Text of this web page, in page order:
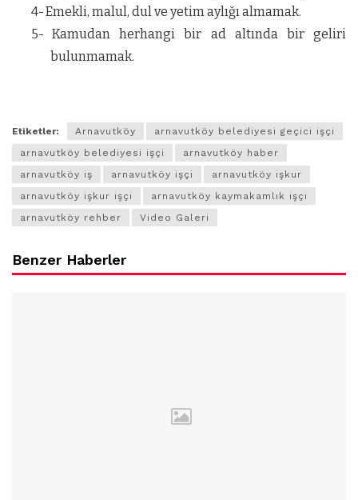
4-Emekli, malul, dul ve yetim aylığı almamak.
5- Kamudan herhangi bir ad altında bir geliri
bulunmamak.
Etiketler: Arnavutköy
arnavutköy belediyesi geçici işçi
arnavutköy belediyesi işçi
arnavutköy haber
arnavutköy iş
arnavutköy işçi
arnavutköy işkur
arnavutköy işkur işçi
arnavutköy kaymakamlık işçi
arnavutköy rehber
Video Galeri
Benzer Haberler